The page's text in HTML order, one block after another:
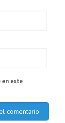
en este